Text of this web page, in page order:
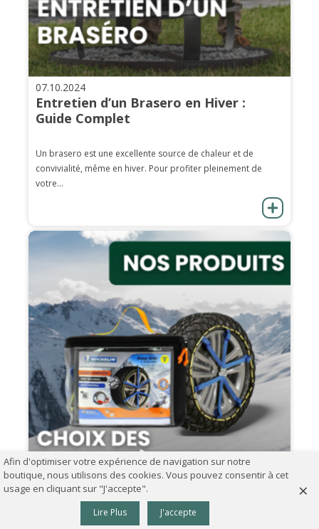
07.10.2024
Entretien d’un Brasero en Hiver :
Guide Complet
Un brasero est une excellente source de chaleur et de
convivialité, même en hiver. Pour profiter pleinement de
votre...
Comment choisir ses chaînes à neige ?
0
Afin d'optimiser votre expérience de navigation sur notre
boutique, nous utilisons des cookies. Vous pouvez consentir à cet
usage en cliquant sur "J'accepte".
Lire Plus J'accepte
×